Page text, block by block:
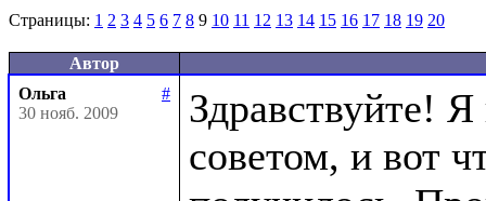
Страницы: 1 2 3 4 5 6 7 8 9 10 11 12 13 14 15 16 17 18 19 20
Автор
Ольга
#
30 нояб. 2009
Здравствуйте!
советом, и вот